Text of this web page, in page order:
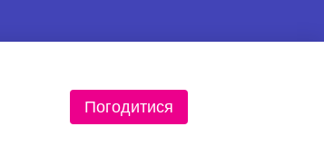
Погодитися